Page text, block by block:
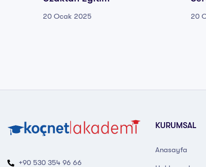
20 Ocak 2025 20
+90 530 354 96 66
KURUMSAL
Anasayfa